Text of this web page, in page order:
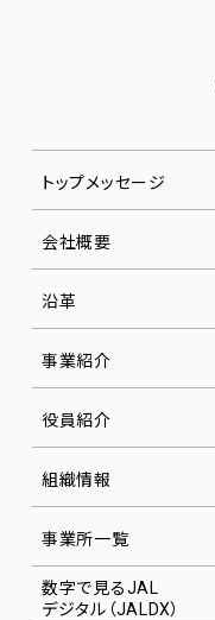
トップメッセージ
会社概要
沿革
事業紹介
役員紹介
組織情報
事業所一覧
数字で見るJAL
デジタル（JALDX）